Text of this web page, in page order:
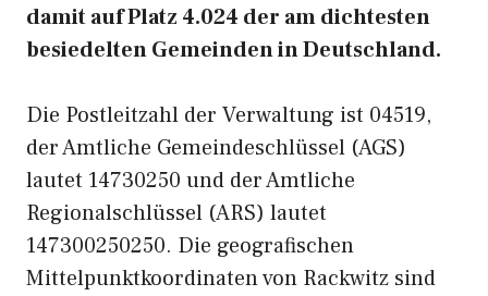
damit auf Platz 4.024 der am dichtesten
besiedelten Gemeinden in Deutschland.
Die Postleitzahl der Verwaltung ist 04519,
der Amtliche Gemeindeschlüssel (AGS)
lautet 14730250 und der Amtliche
Regionalschlüssel (ARS) lautet
147300250250. Die geografischen
Mittelpunktkoordinaten von Rackwitz sind